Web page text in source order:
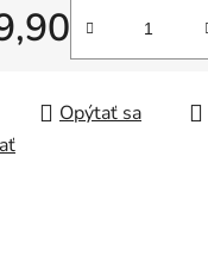
cena:
Opýtať sa